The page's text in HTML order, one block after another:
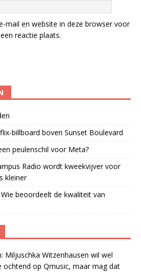
mail en website in deze browser voor
reactie plaats.
billboard boven Sunset Boulevard
peulenschil voor Meta?
Radio wordt kweekvijver voor
kleiner
beoordeelt de kwaliteit van
Miljuschka Witzenhausen wil wel
ochtend op Qmusic, maar mag dat